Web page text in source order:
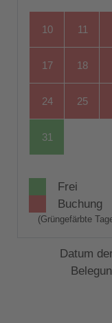
10 11
17 18
24 25
31
Frei
Buchung
(Grüngefärbte
Datum